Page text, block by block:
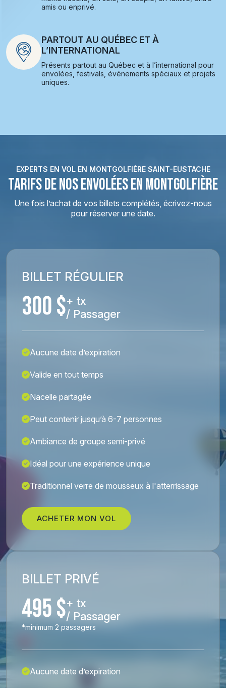
amis ou enprivé.
PARTOUT AU QUÉBEC ET À
L’INTERNATIONAL
Présents partout au Québec et à l’international pour
envolées, festivals, événements spéciaux et projets
uniques.
EXPERTS EN VOL EN MONTGOLFIÈRE SAINT-EUSTACHE
TARIFS DE NOS ENVOLÉES EN MONTGOLFIÈRE
Une fois l’achat de vos billets complétés, écrivez-nous
pour réserver une date.
BILLET RÉGULIER
300 $+ tx
/ Passager
Aucune date d’expiration
Valide en tout temps
Nacelle partagée
Peut contenir jusqu’à 6-7 personnes
Ambiance de groupe semi-privé
Idéal pour une expérience unique
Traditionnel verre de mousseux à l'atterrissage
ACHETER MON VOL
BILLET PRIVÉ
495 $+ tx
/ Passager
*minimum 2 passagers
Aucune date d’expiration